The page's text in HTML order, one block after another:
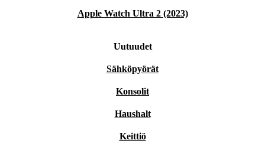
Apple Watch Ultra 2 (2023)
Uutuudet
Sähköpyörät
Konsolit
Haushalt
Keittiö